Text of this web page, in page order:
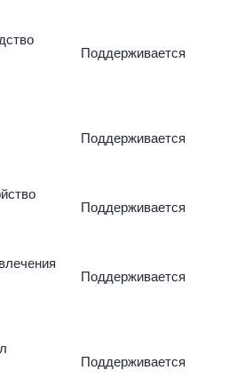
Поддерживается
Поддерживается
Поддерживается
Поддерживается
Поддерживается